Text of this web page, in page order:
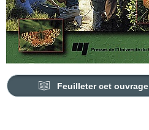
Feuilleter cet ouvrage